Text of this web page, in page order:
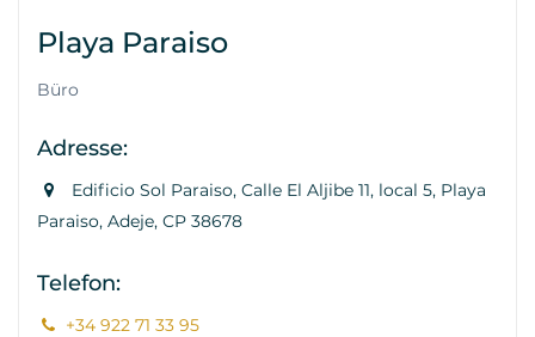
Playa Paraiso
Büro
Adresse:
Edificio Sol Paraiso, Calle El Aljibe 11, local 5, Playa
Paraiso, Adeje, CP 38678
Telefon:
+34 922 71 33 95